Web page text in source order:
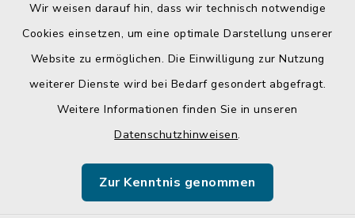
Wir weisen darauf hin, dass wir technisch notwendige
Cookies einsetzen, um eine optimale Darstellung unserer
Website zu ermöglichen. Die Einwilligung zur Nutzung
weiterer Dienste wird bei Bedarf gesondert abgefragt.
Weitere Informationen finden Sie in unseren
Datenschutzhinweisen.
Zur Kenntnis genommen
Barrierefreiheit
Impressum